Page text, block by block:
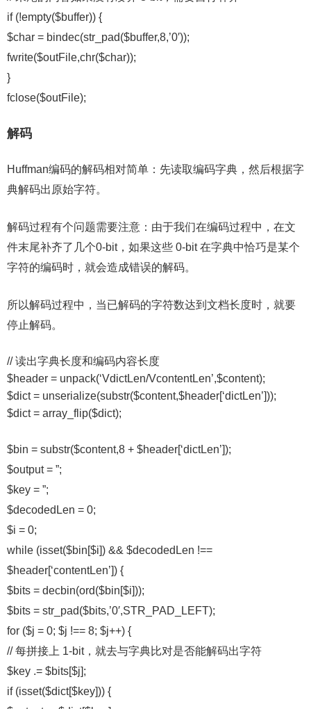
if (!empty($buffer)) {
$char = bindec(str_pad($buffer,8,’0′));
fwrite($outFile,chr($char));
}
fclose($outFile);
解码
Huffman编码的解码相对简单：先读取编码字典，然后根据字
典解码出原始字符。
解码过程有个问题需要注意：由于我们在编码过程中，在文
件末尾补齐了几个0-bit，如果这些 0-bit 在字典中恰巧是某个
字符的编码时，就会造成错误的解码。
所以解码过程中，当已解码的字符数达到文档长度时，就要
停止解码。
// 读出字典长度和编码内容长度
$header = unpack(‘VdictLen/VcontentLen’,$content);
$dict = unserialize(substr($content,$header[‘dictLen’]));
$dict = array_flip($dict);
$bin = substr($content,8 + $header[‘dictLen’]);
$output = ”;
$key = ”;
$decodedLen = 0;
$i = 0;
while (isset($bin[$i]) && $decodedLen !==
$header[‘contentLen’]) {
$bits = decbin(ord($bin[$i]));
$bits = str_pad($bits,’0′,STR_PAD_LEFT);
for ($j = 0; $j !== 8; $j++) {
// 每拼接上 1-bit，就去与字典比对是否能解码出字符
$key .= $bits[$j];
if (isset($dict[$key])) {